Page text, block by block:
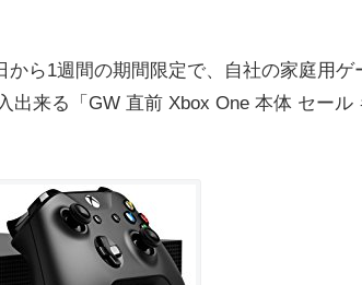
から1週間の期間限定で、自社の家庭用ゲ
出来る「GW 直前 Xbox One 本体 セール